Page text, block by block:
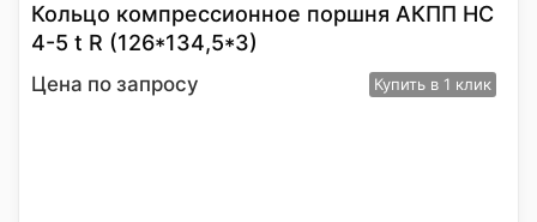
Кольцо компрессионное поршня АКПП HC
4-5 t R (126*134,5*3)
Цена по запросу Купить в 1 клик